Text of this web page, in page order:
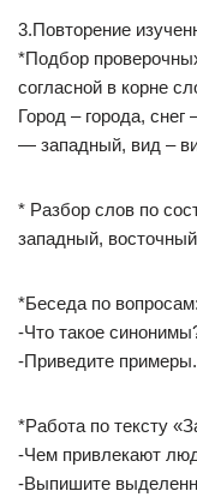
3.Повторение
*Подбор
согласной в корне
Город – города,
— западный, вид –
* Разбор слов по
западный,
*Беседа по вопросам:
-Что такое
-Приведите примеры.
*Работа по тексту
-Чем привлекают
-Выпишите